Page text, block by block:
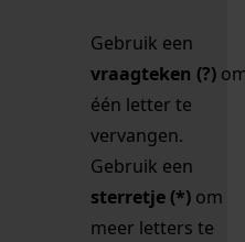
Gebruik een
vraagteken (?)
één letter te
vervangen.
Gebruik een
sterretje (*) om
meer letters te